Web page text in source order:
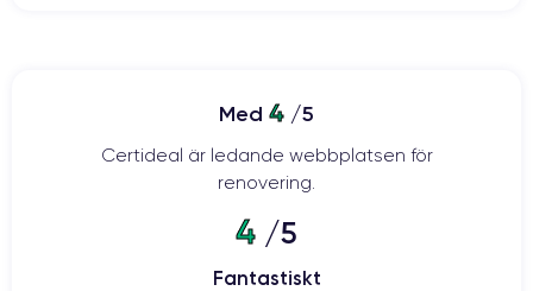
Med 4 /5
Certideal är ledande webbplatsen för
renovering.
4 /5
Fantastiskt